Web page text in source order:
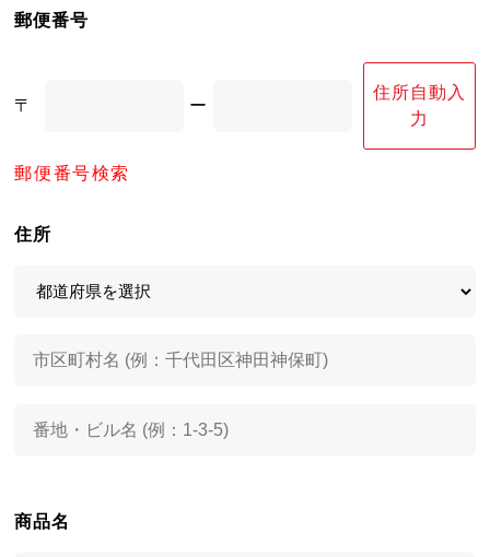
郵便番号
〒 ー
住所自動入
力
郵便番号検索
住所
商品名